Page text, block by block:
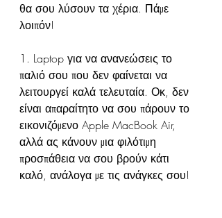
θα σου λύσουν τα χέρια. Πάμε
λοιπόν!
1. Laptop για να ανανεώσεις το
παλιό σου που δεν φαίνεται να
λειτουργεί καλά τελευταία. Οκ, δεν
είναι απαραίτητο να σου πάρουν το
εικονιζόμενο Apple MacBook Air,
αλλά ας κάνουν μια φιλότιμη
προσπάθεια να σου βρούν κάτι
καλό, ανάλογα με τις ανάγκες σου!